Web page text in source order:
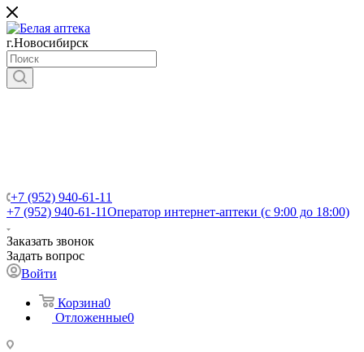
г.Новосибирск
+7 (952) 940-61-11
+7 (952) 940-61-11Оператор интернет-аптеки (с 9:00 до 18:00)
Заказать звонок
Задать вопрос
Войти
Корзина0
Отложенные0